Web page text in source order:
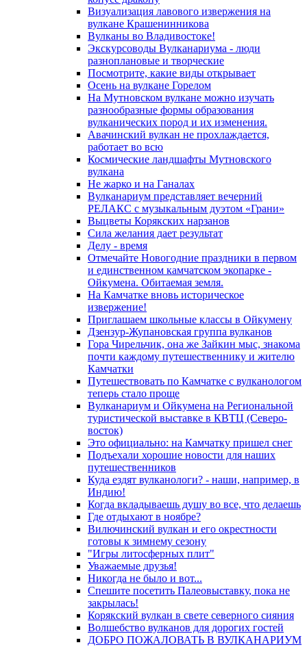
Визуализация лавового извержения на
вулкане Крашенинникова
Вулканы во Владивостоке!
Экскурсоводы Вулканариума - люди
разноплановые и творческие
Посмотрите, какие виды открывает
Осень на вулкане Горелом
На Мутновском вулкане можно изучать
разнообразные формы образования
вулканических пород и их изменения.
Авачинский вулкан не прохлаждается,
работает во всю
Космические ландшафты Мутновского
вулкана
Не жарко и на Ганалах
Вулканариум представляет вечерний
РЕЛАКС с музыкальным дуэтом «Грани»
Выцветы Корякских нарзанов
Сила желания дает результат
Делу - время
Отмечайте Новогодние праздники в первом
и единственном камчатском экопарке -
Ойкумена. Обитаемая земля.
На Камчатке вновь историческое
извержение!
Приглашаем школьные классы в Ойкумену
Дзензур-Жупановская группа вулканов
Гора Чирельчик, она же Зайкин мыс, знакома
почти каждому путешественнику и жителю
Камчатки
Путешествовать по Камчатке с вулканологом
теперь стало проще
Вулканариум и Ойкумена на Региональной
туристической выставке в КВТЦ (Северо-
восток)
Это официально: на Камчатку пришел снег
Подъехали хорошие новости для наших
путешественников
Куда ездят вулканологи? - наши, например, в
Индию!
Когда вкладываешь душу во все, что делаешь
Где отдыхают в ноябре?
Вилючинский вулкан и его окрестности
готовы к зимнему сезону
"Игры литосферных плит"
Уважаемые друзья!
Никогда не было и вот...
Спешите посетить Палеовыставку, пока не
закрылась!
Корякский вулкан в свете северного сияния
Волшебство вулканов для дорогих гостей
ДОБРО ПОЖАЛОВАТЬ В ВУЛКАНАРИУМ